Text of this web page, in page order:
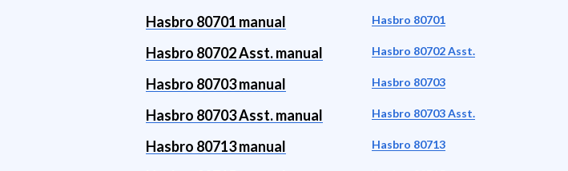
Hasbro 80701 manual Hasbro 80701
Hasbro 80702 Asst. manual Hasbro 80702 Asst.
Hasbro 80703 manual Hasbro 80703
Hasbro 80703 Asst. manual Hasbro 80703 Asst.
Hasbro 80713 manual Hasbro 80713